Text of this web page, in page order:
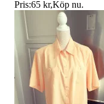
Pris:65 kr,Köp nu.